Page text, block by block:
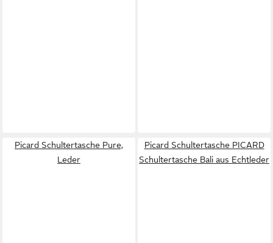
Picard Schultertasche Pure,
Leder
Picard Schultertasche PICARD
Schultertasche Bali aus Echtleder